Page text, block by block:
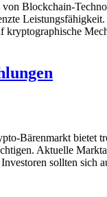
von Blockchain-
Bärenmarkt bietet
Aktuelle
sollten sich